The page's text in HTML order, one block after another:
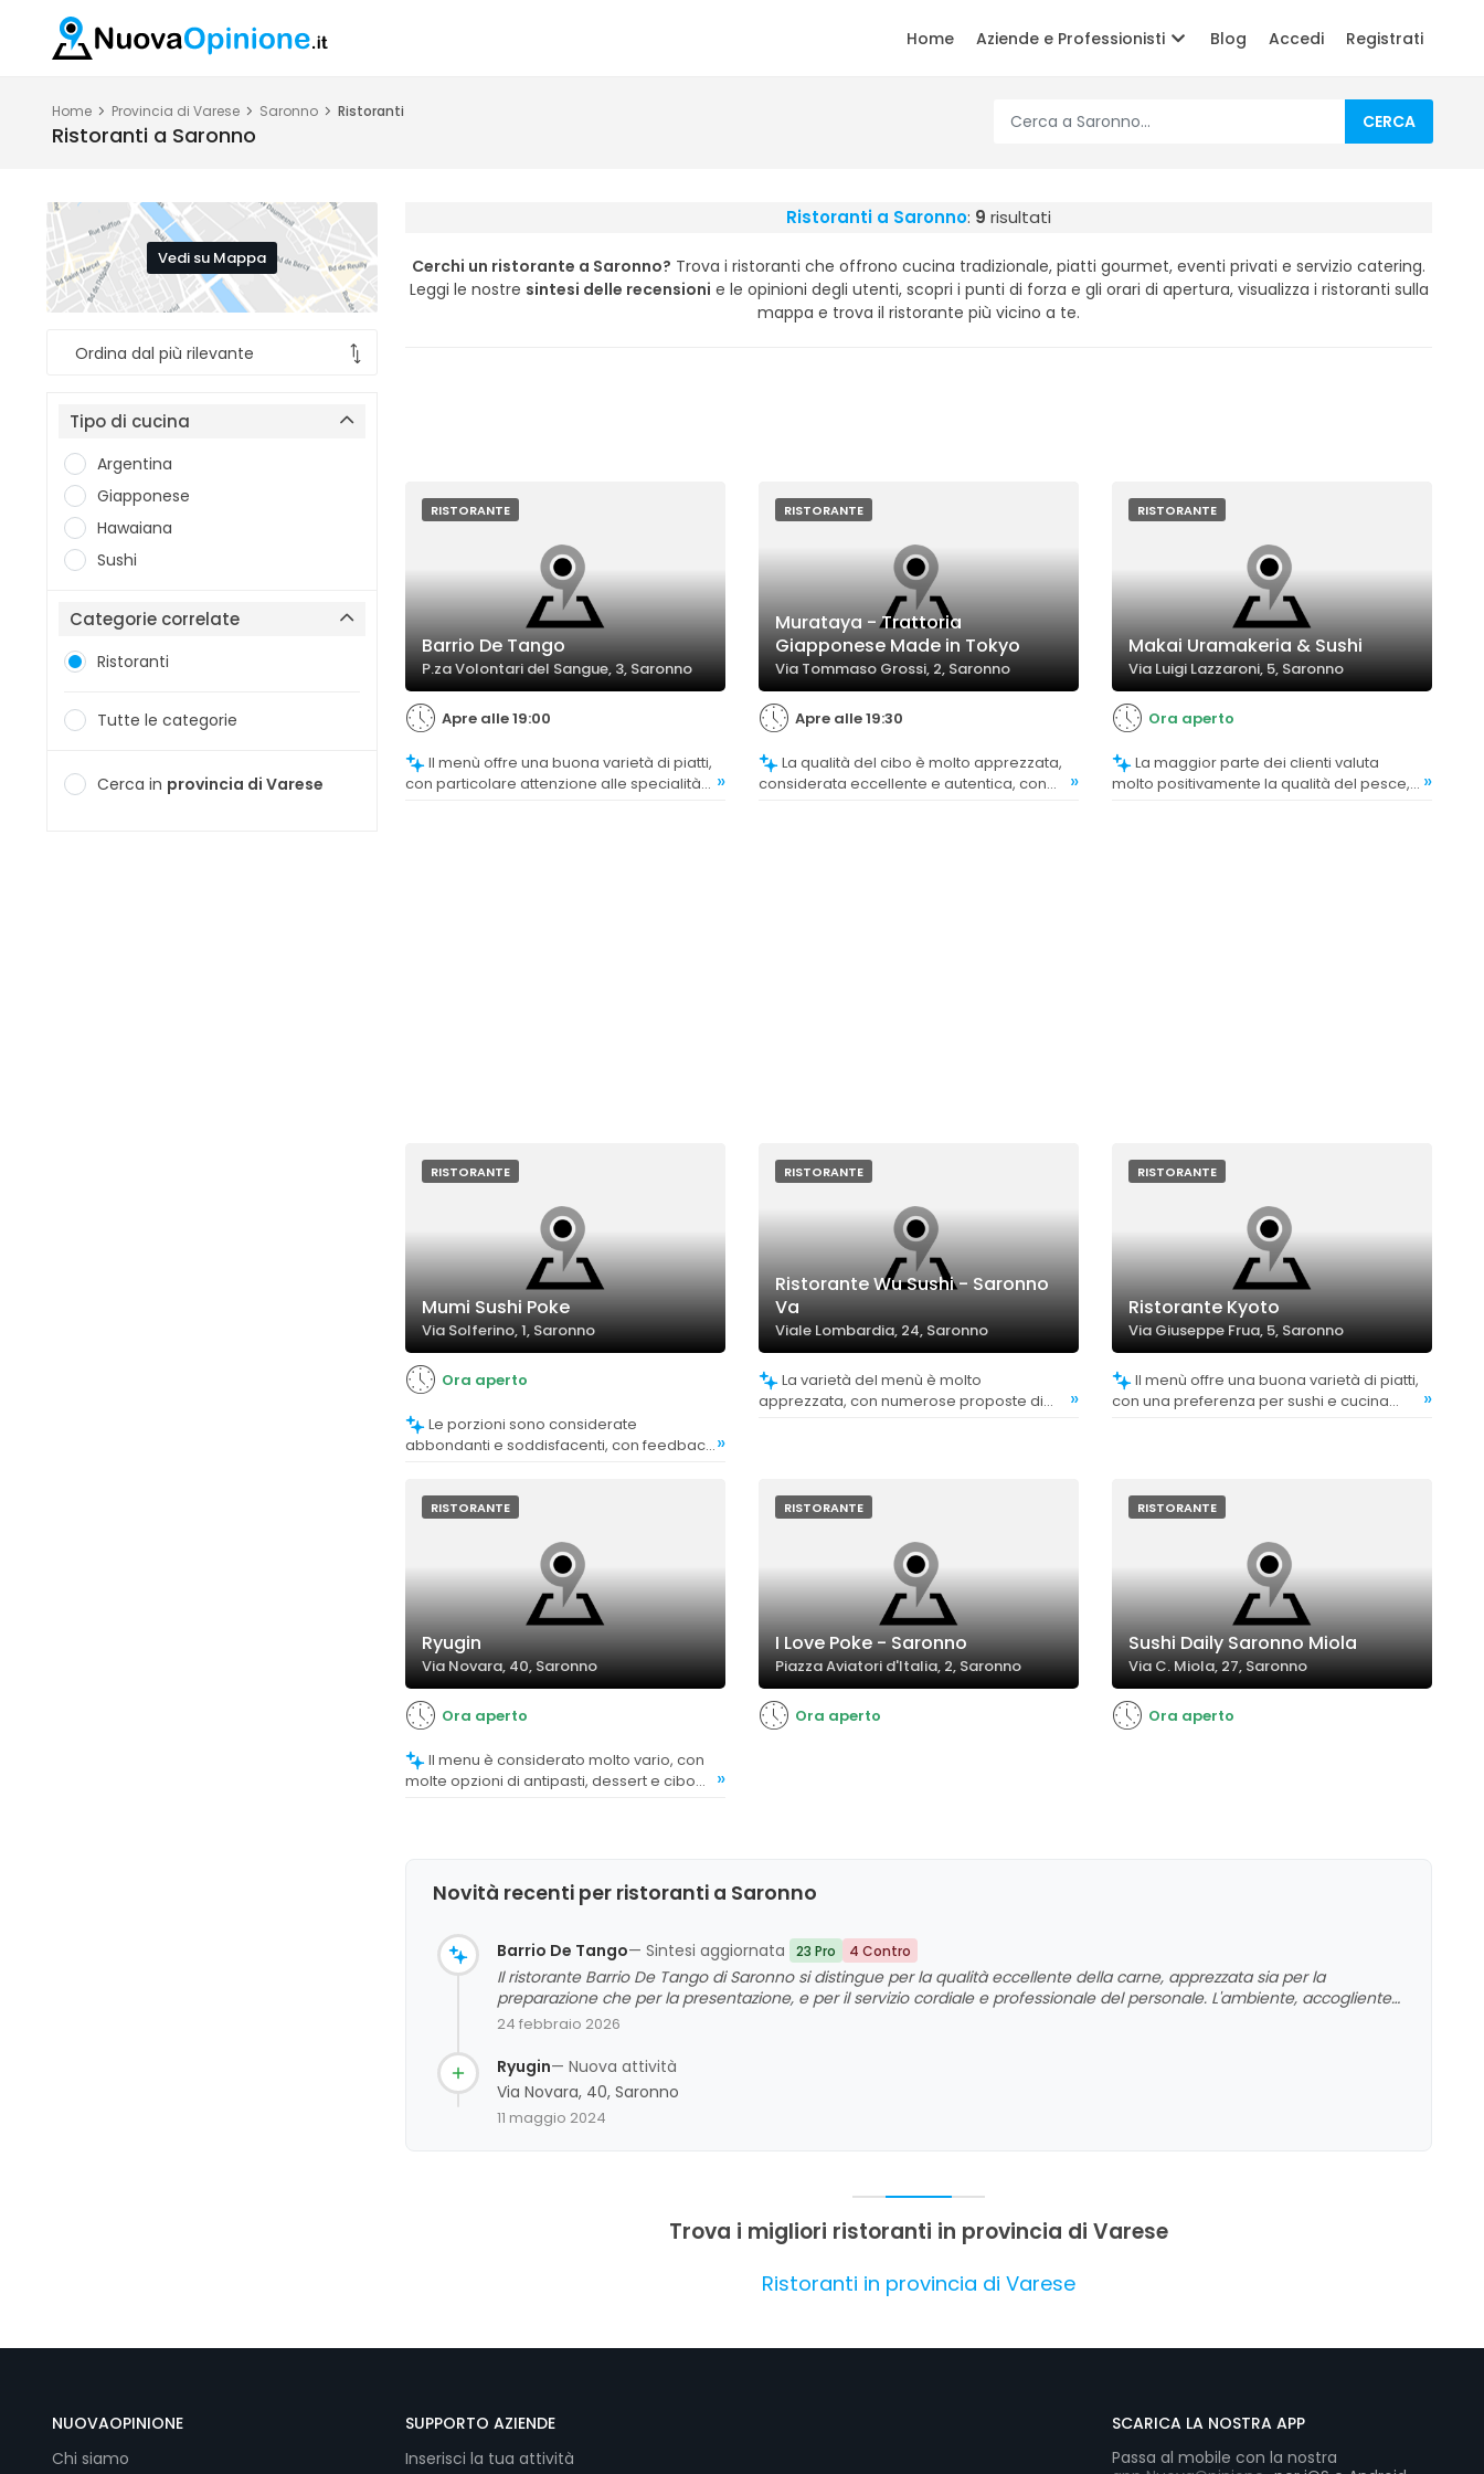
Home Aziende e Professionisti Blog Accedi Registrati
Home Provincia di Varese Saronno Ristoranti
Ristoranti a Saronno
CERCA
Vedi su Mappa
Tipo di cucina
Argentina
Giapponese
Hawaiana
Sushi
Categorie correlate
Ristoranti
Tutte le categorie
Cerca in provincia di Varese
Ristoranti a Saronno: 9 risultati
Cerchi un ristorante a Saronno? Trova i ristoranti che offrono cucina tradizionale, piatti gourmet, eventi privati e servizio catering.
Leggi le nostre sintesi delle recensioni e le opinioni degli utenti, scopri i punti di forza e gli orari di apertura, visualizza i ristoranti sulla
mappa e trova il ristorante più vicino a te.
RISTORANTE
Barrio De Tango
P.za Volontari del Sangue, 3, Saronno
Apre alle 19:00
con particolare attenzione alle specialità
»
RISTORANTE
Murataya - Trattoria
Giapponese Made in Tokyo
Via Tommaso Grossi, 2, Saronno
Apre alle 19:30
La qualità del cibo è molto apprezzata,
considerata eccellente e autentica, con
»
RISTORANTE
Makai Uramakeria & Sushi
Via Luigi Lazzaroni, 5, Saronno
Ora aperto
La maggior parte dei clienti valuta
molto positivamente la qualità del pesce,
»
RISTORANTE
Mumi Sushi Poke
Via Solferino, 1, Saronno
Ora aperto
abbondanti e soddisfacenti, con feedback »
RISTORANTE
Ristorante Wu Sushi - Saronno
Va
Viale Lombardia, 24, Saronno
La varietà del menù è molto
apprezzata, con numerose proposte di
»
RISTORANTE
Ristorante Kyoto
Via Giuseppe Frua, 5, Saronno
Il menù offre una buona varietà di piatti,
con una preferenza per sushi e cucina
»
RISTORANTE
Ryugin
Via Novara, 40, Saronno
Ora aperto
molte opzioni di antipasti, dessert e cibo
»
RISTORANTE
I Love Poke - Saronno
Piazza Aviatori d'Italia, 2, Saronno
Ora aperto
RISTORANTE
Sushi Daily Saronno Miola
Via C. Miola, 27, Saronno
Ora aperto
Novità recenti per ristoranti a Saronno
Barrio De Tango— Sintesi aggiornata 23 Pro 4 Contro
Il ristorante Barrio De Tango di Saronno si distingue per la qualità eccellente della carne, apprezzata sia per la
preparazione che per la presentazione, e per il servizio cordiale e professionale del personale. L'ambiente, accogliente
e curato, crea un'atmosfera piacevole ideale per cene romantiche o incontri informali. Si evidenzia inoltre la cura nella
proposta culinaria, ispirata alla tradizione argentina, riceve ampi consensi, contribuendo a un giudizio complessivo
molto positivo.
24 febbraio 2026
Ryugin— Nuova attività
Via Novara, 40, Saronno
11 maggio 2024
Trova i migliori ristoranti in provincia di Varese
Ristoranti in provincia di Varese
NUOVAOPINIONE
Chi siamo
SUPPORTO AZIENDE
Inserisci la tua attività
SCARICA LA NOSTRA APP
Passa al mobile con la nostra